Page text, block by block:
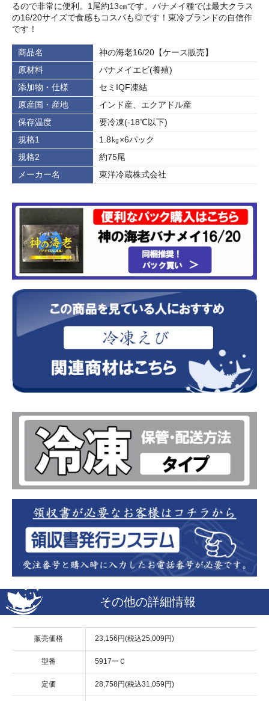
るので非常に便利。1尾約13㎝です。バナメイ種では最大クラス
の16/20サイズで食感もコスパも◎です！東冷ブランドの自信作
です！
商品名
神の海老16/20【ケース販売】
原材料
バナメイエビ(養殖)
添加物・仕様
セミIQF凍結
原産国・産地
インド産、エクアドル産
保存温度
要冷凍(‐18℃以下)
規格1
1.8㎏×6パック
規格2
約75尾
メーカー名
東洋冷蔵株式会社
その他の詳細情報
販売価格 23,156円(税込25,009円)
型番 5917ーＣ
定価 28,758円(税込31,059円)